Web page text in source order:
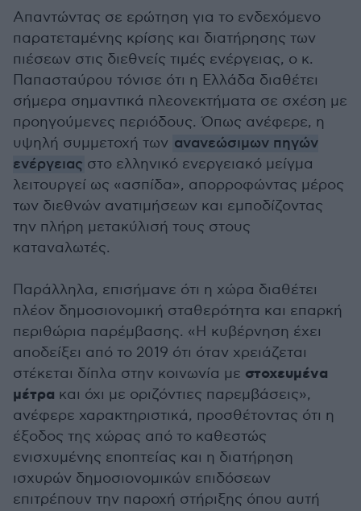
Απαντώντας σε ερώτηση για το ενδεχόμενο
παρατεταμένης κρίσης και διατήρησης των
πιέσεων στις διεθνείς τιμές ενέργειας, ο κ.
Παπασταύρου τόνισε ότι η Ελλάδα διαθέτει
σήμερα σημαντικά πλεονεκτήματα σε σχέση με
προηγούμενες περιόδους. Όπως ανέφερε, η
υψηλή συμμετοχή των ανανεώσιμων πηγών
ενέργειας στο ελληνικό ενεργειακό μείγμα
λειτουργεί ως «ασπίδα», απορροφώντας μέρος
των διεθνών ανατιμήσεων και εμποδίζοντας
την πλήρη μετακύλισή τους στους
καταναλωτές.
Παράλληλα, επισήμανε ότι η χώρα διαθέτει
πλέον δημοσιονομική σταθερότητα και επαρκή
περιθώρια παρέμβασης. «Η κυβέρνηση έχει
αποδείξει από το 2019 ότι όταν χρειάζεται
στέκεται δίπλα στην κοινωνία με στοχευμένα
μέτρα και όχι με οριζόντιες παρεμβάσεις»,
ανέφερε χαρακτηριστικά, προσθέτοντας ότι η
έξοδος της χώρας από το καθεστώς
ενισχυμένης εποπτείας και η διατήρηση
ισχυρών δημοσιονομικών επιδόσεων
επιτρέπουν την παροχή στήριξης όπου αυτή